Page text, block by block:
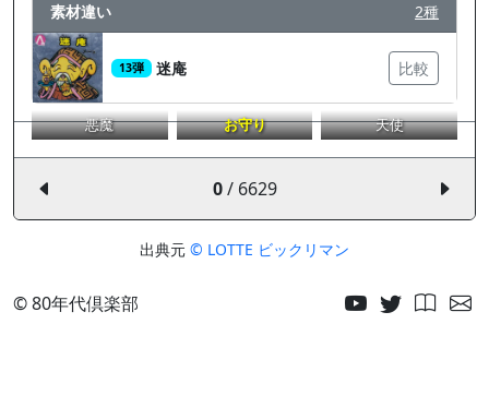
素材違い 2種
13弾 迷庵 比較
悪魔 お守り 天使
0/ 6629
出典元 © LOTTE ビックリマン
© 80年代倶楽部